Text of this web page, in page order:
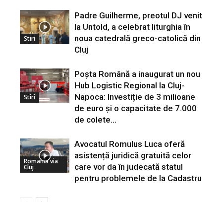
Stiri
Padre Guilherme, preotul DJ venit
la Untold, a celebrat liturghia în
noua catedrală greco-catolică din
Cluj
Stiri
Poșta Română a inaugurat un nou
Hub Logistic Regional la Cluj-
Napoca: Investiție de 3 milioane
de euro și o capacitate de 7.000
de colete...
Romania via
Cluj
Avocatul Romulus Luca oferă
asistență juridică gratuită celor
care vor da în judecată statul
pentru problemele de la Cadastru